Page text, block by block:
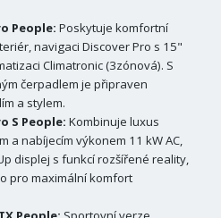
People: Poskytuje komfortní
navigaci Discover Pro s 15"
Climatronic (3zónová). S
čerpadlem je připraven
a stylem.
S People: Kombinuje luxus
a nabíjecím výkonem 11 kW AC,
displej s funkcí rozšířené reality,
pro maximální komfort